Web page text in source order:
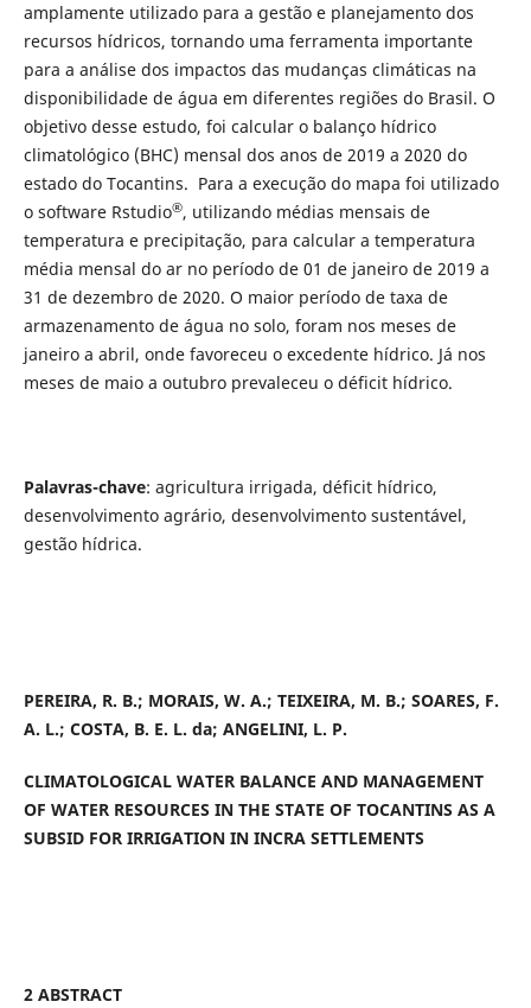
amplamente utilizado para a gestão e planejamento dos
recursos hídricos, tornando uma ferramenta importante
para a análise dos impactos das mudanças climáticas na
disponibilidade de água em diferentes regiões do Brasil. O
objetivo desse estudo, foi calcular o balanço hídrico
climatológico (BHC) mensal dos anos de 2019 a 2020 do
estado do Tocantins. Para a execução do mapa foi utilizado
o software Rstudio®, utilizando médias mensais de
temperatura e precipitação, para calcular a temperatura
média mensal do ar no período de 01 de janeiro de 2019 a
31 de dezembro de 2020. O maior período de taxa de
armazenamento de água no solo, foram nos meses de
janeiro a abril, onde favoreceu o excedente hídrico. Já nos
meses de maio a outubro prevaleceu o déficit hídrico.
Palavras-chave: agricultura irrigada, déficit hídrico,
desenvolvimento agrário, desenvolvimento sustentável,
gestão hídrica.
PEREIRA, R. B.; MORAIS, W. A.; TEIXEIRA, M. B.; SOARES, F.
A. L.; COSTA, B. E. L. da; ANGELINI, L. P.
CLIMATOLOGICAL WATER BALANCE AND MANAGEMENT
OF WATER RESOURCES IN THE STATE OF TOCANTINS AS A
SUBSID FOR IRRIGATION IN INCRA SETTLEMENTS
2 ABSTRACT